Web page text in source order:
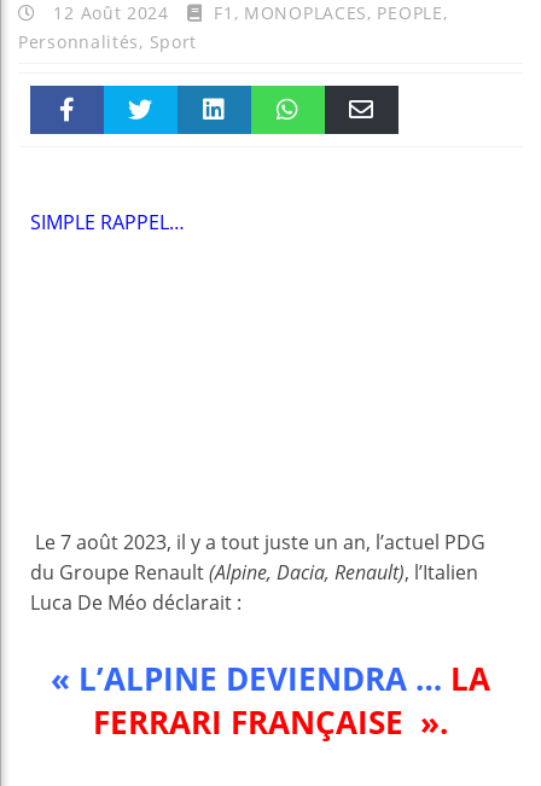
12 Août 2024 F1 , MONOPLACES, PEOPLE,
Personnalités, Sport
k
SIMPLE RAPPEL…
Le 7 août 2023, il y a tout juste un an, l’actuel PDG
du Groupe Renault(Alpine, Dacia, Renault), l’Italien
Luca De Méo déclarait :
« L’ALPINE DEVIENDRA … LA
FERRARI FRANÇAISE ».